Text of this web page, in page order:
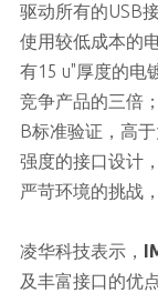
驱动所有的USB
使用较低成本的
有15 u"厚度的电
竞争产品的三倍
B标准验证，高
强度的接口设计
严苛环境的挑战
凌华科技表示，
及丰富接口的优